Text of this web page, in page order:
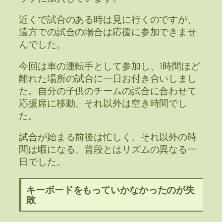
近くで試合のある時は見に行くのですが、
遠方での試合の場合は応援に参加できませ
んでした。
今回は車の運転手として参加し、1時間ほど
離れた場所の試合に一日お付き合いしまし
た。自分の子供のチームの試合に合わせて
応援席に移動、それ以外は空き時間でし
た。
試合が始まる前後は忙しく、それ以外の時
間は暇になる、普段とはリズムの異なる一
日でした。
キーボードをもっていかなかったのが失
敗